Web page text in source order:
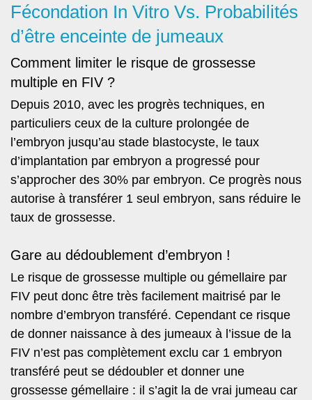
Fécondation In Vitro Vs. Probabilités
d’être enceinte de jumeaux
Comment limiter le risque de grossesse
multiple en FIV ?
Depuis 2010, avec les progrès techniques, en
particuliers ceux de la culture prolongée de
l’embryon jusqu’au stade blastocyste, le taux
d’implantation par embryon a progressé pour
s’approcher des 30% par embryon. Ce progrès nous
autorise à transférer 1 seul embryon, sans réduire le
taux de grossesse.
Gare au dédoublement d’embryon !
Le risque de grossesse multiple ou gémellaire par
FIV peut donc être très facilement maitrisé par le
nombre d’embryon transféré. Cependant ce risque
de donner naissance à des jumeaux à l’issue de la
FIV n’est pas complètement exclu car 1 embryon
transféré peut se dédoubler et donner une
grossesse gémellaire : il s’agit la de vrai jumeau car